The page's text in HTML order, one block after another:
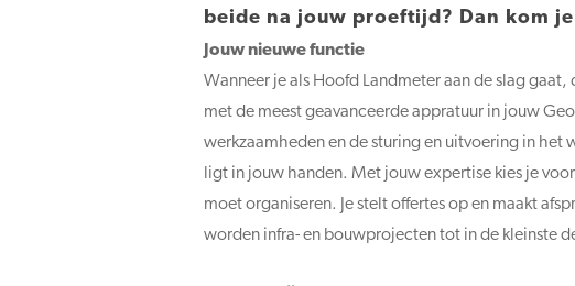
beide na jouw proeftijd? Dan kom
Jouw nieuwe functie
Wanneer je als Hoofd Landmeter aan de slag
met de meest geavanceerde appratuur in jouw
werkzaamheden en de sturing en uitvoering in
ligt in jouw handen. Met jouw expertise kies je
moet organiseren. Je stelt offertes op en maakt
worden infra- en bouwprojecten tot in de kleinste